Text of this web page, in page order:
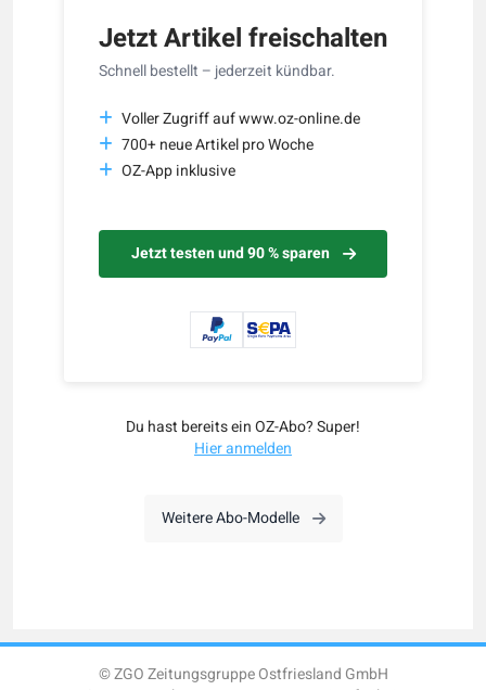
Jetzt Artikel freischalten
Schnell bestellt – jederzeit kündbar.
Voller Zugriff auf www.oz-online.de
700+ neue Artikel pro Woche
OZ-App inklusive
Jetzt testen und 90 % sparen
Du hast bereits ein OZ-Abo? Super!
Hier anmelden
Weitere Abo-Modelle
© ZGO Zeitungsgruppe Ostfriesland GmbH